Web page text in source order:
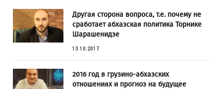
Другая сторона вопроса, т.е. почему не
сработает абхазская политика Торнике
Шарашенидзе
13.10.2017
2016 год в грузино-абхазских
отношениях и прогноз на будущее